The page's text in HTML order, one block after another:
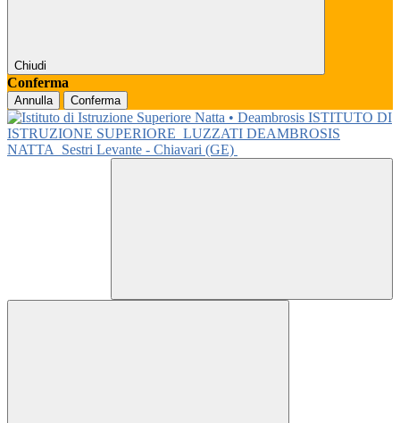
Chiudi
Conferma
Annulla Conferma
ISTITUTO DI
ISTRUZIONE SUPERIORE LUZZATI DEAMBROSIS
NATTA
Sestri Levante - Chiavari (GE)